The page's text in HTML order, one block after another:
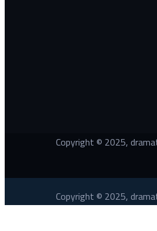
Copyright © 2025,
Copyright © 2025,